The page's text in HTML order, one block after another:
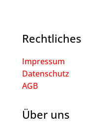
Rechtliches
Impressum
Datenschutz
AGB
Über uns